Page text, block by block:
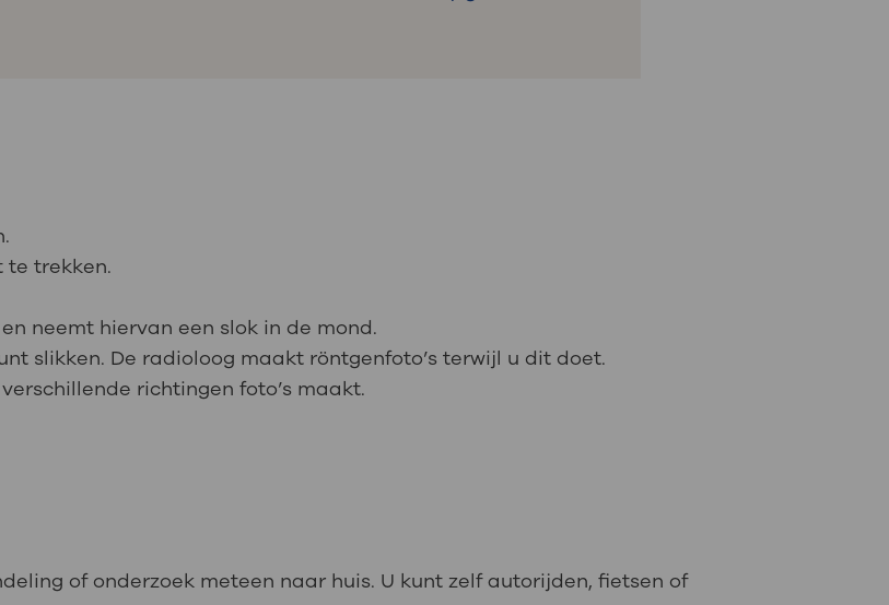
te trekken.
neemt hiervan een slok in de mond.
slikken. De radioloog maakt röntgenfoto’s terwijl u dit doet.
richtingen foto’s maakt.
of onderzoek meteen naar huis. U kunt zelf autorijden, fietsen of